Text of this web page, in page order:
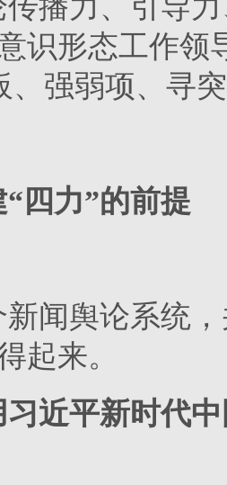
传播力、引导
识形态工作
、强弱项、寻
四力”的前提
新闻舆论系统
起来。
习近平新时代